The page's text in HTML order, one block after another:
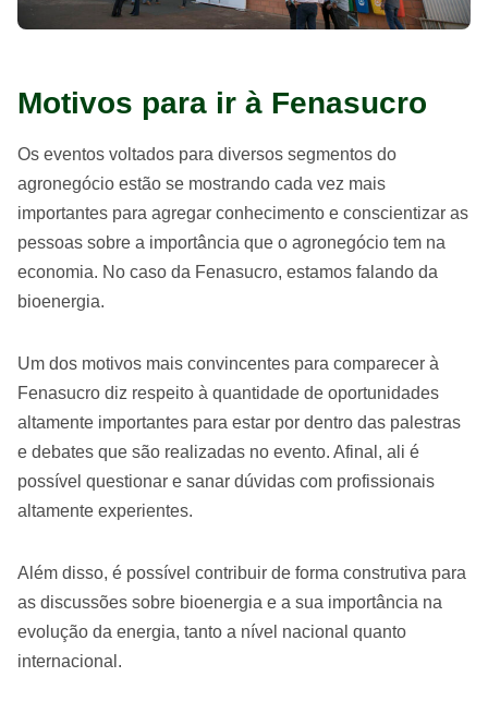
Motivos para ir à Fenasucro
Os eventos voltados para diversos segmentos do
agronegócio estão se mostrando cada vez mais
importantes para agregar conhecimento e conscientizar as
pessoas sobre a importância que o agronegócio tem na
economia. No caso da Fenasucro, estamos falando da
bioenergia.
Um dos motivos mais convincentes para comparecer à
Fenasucro diz respeito à quantidade de oportunidades
altamente importantes para estar por dentro das palestras
e debates que são realizadas no evento. Afinal, ali é
possível questionar e sanar dúvidas com profissionais
altamente experientes.
Além disso, é possível contribuir de forma construtiva para
as discussões sobre bioenergia e a sua importância na
evolução da energia, tanto a nível nacional quanto
internacional.